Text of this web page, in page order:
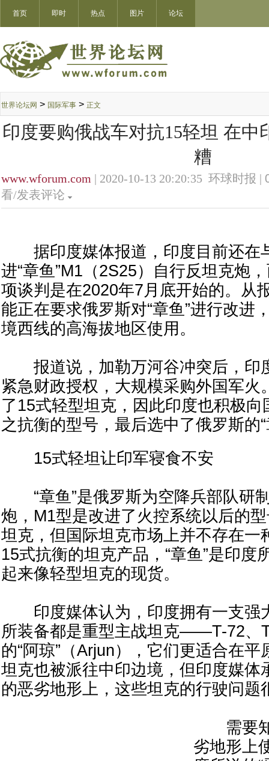
首页 即时 热点 图片 论坛
世界论坛网 > 国际军事 > 正文
印度要购俄战车对抗15轻坦 在中
糟
www.wforum.com | 2020-10-13 20:20:35 环球时报 |
看/发表评论
据印度媒体报道，印度目前还在
进“章鱼”M1（2S25）自行反坦克炮
项谈判是在2020年7月底开始的。从
能正在要求俄罗斯对“章鱼”进行改进
境西线的高海拔地区使用。
报道说，加勒万河谷冲突后，印
紧急财政授权，大规模采购外国军火
了15式轻型坦克，因此印度也积极
之抗衡的型号，最后选中了俄罗斯的“
15式轻坦让印军寝食不安
“章鱼”是俄罗斯为空降兵部队研
炮，M1型是改进了火控系统以后的
坦克，但国际坦克市场上并不存在一
15式抗衡的坦克产品，“章鱼”是印度
起来像轻型坦克的现货。
印度媒体认为，印度拥有一支强
所装备都是重型主战坦克——T-72、
的“阿琼”（Arjun），它们更适合在
坦克也被派往中印边境，但印度媒体
的恶劣地形上，这些坦克的行驶问题
需要知
劣地形上